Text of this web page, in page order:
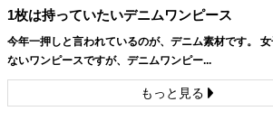
1枚は持っていたいデニムワンピース
今年一押しと言われているのが、デニム素材です。
ないワンピースですが、デニムワンピー...
もっと見る